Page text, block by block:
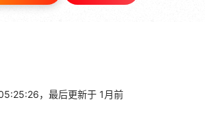
，最后更新于 1月前